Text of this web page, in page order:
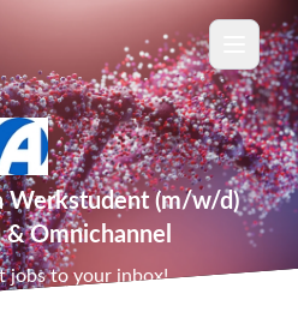
Werkstudent (m/w/d)
& Omnichannel
jobs to your inbox!